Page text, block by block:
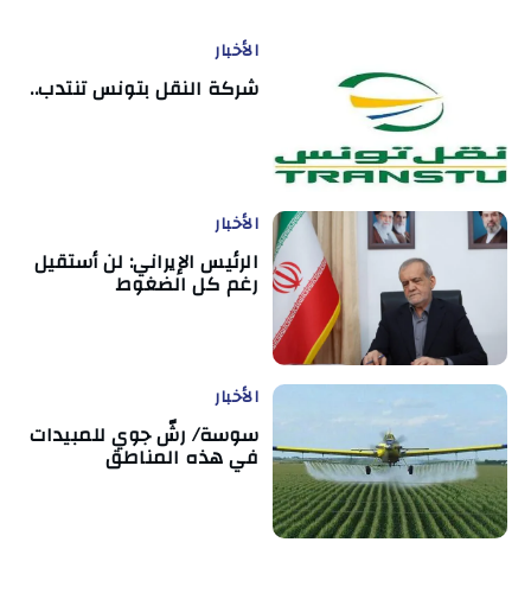
الأخبار
شركة النقل بتونس تنتدب..
الأخبار
الرئيس الإيراني: لن أستقيل
رغم كل الضغوط
الأخبار
سوسة/ رشّ جوي للمبيدات
في هذه المناطق